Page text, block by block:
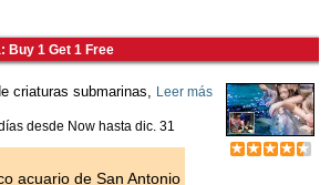
Buy 1 Get 1 Free
criaturas submarinas, Leer más
desde Now hasta dic. 31
acuario de San Antonio